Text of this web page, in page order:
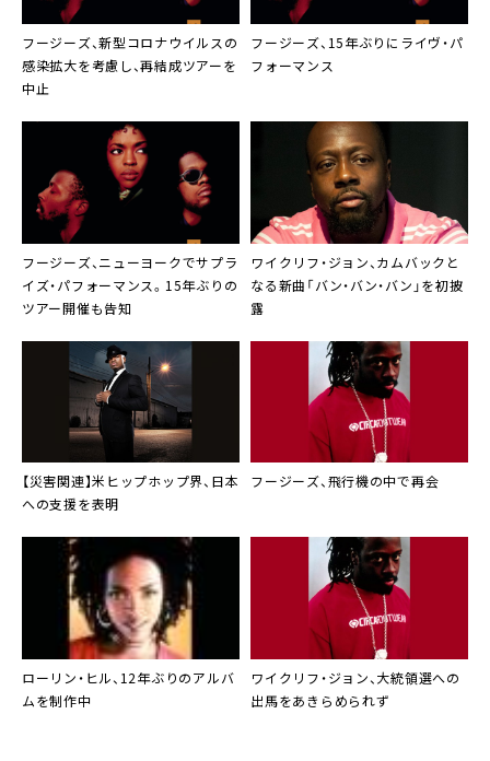
フージーズ、新型コロナウイルスの
感染拡大を考慮し、再結成ツアーを
中止
フージーズ、15年ぶりにライヴ・パ
フォーマンス
フージーズ、ニューヨークでサプラ
イズ・パフォーマンス。15年ぶりの
ツアー開催も告知
ワイクリフ・ジョン、カムバックと
なる新曲「バン・バン・バン」を初披
露
【災害関連】米ヒップホップ界、日本
への支援を表明
フージーズ、飛行機の中で再会
ローリン・ヒル、12年ぶりのアルバ
ムを制作中
ワイクリフ・ジョン、大統領選への
出馬をあきらめられず